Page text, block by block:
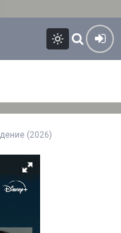
(2026)